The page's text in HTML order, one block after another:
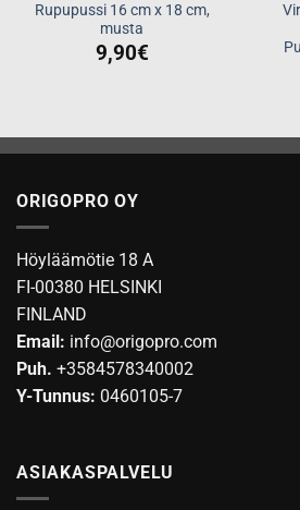
Rupupussi 16 cm x 18 cm,
musta
9,90€
ORIGOPRO OY
Höyläämötie 18 A
FI-00380 HELSINKI
FINLAND
Email: info@origopro.com
Puh. +3584578340002
Y-Tunnus: 0460105-7
ASIAKASPALVELU